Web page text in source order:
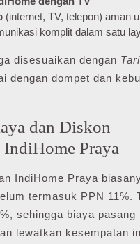
(internet, TV, telepon) aman
komplit dalam satu
disesuaikan dengan
dengan dompet dan
dan Diskon
IndiHome Praya
IndiHome Praya
termasuk PPN 11%.
sehingga biaya pasang
lewatkan kesempatan